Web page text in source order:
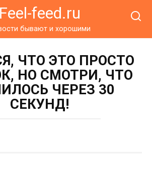
Feel-feed.ru
бывают и хорошими
ЧТО ЭТО ПРОСТО
НО СМОТРИ, ЧТО
ЧЕРЕЗ 30
СЕКУНД!